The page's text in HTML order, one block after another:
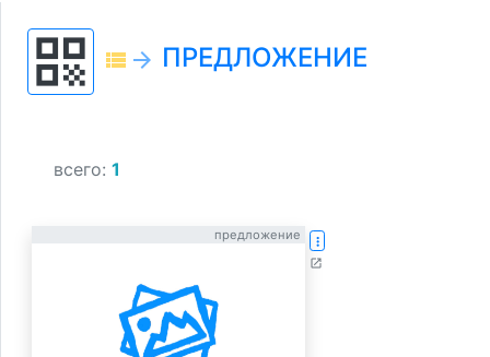
qr_code view_list arrow_forward ПРЕДЛОЖЕНИЕ
всего: 1
предложение more_vert
open_in_new